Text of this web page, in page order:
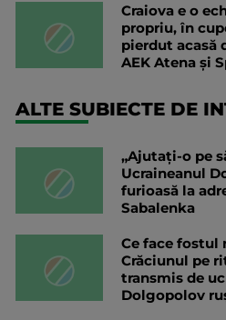
Craiova e o
propriu, în
pierdut acasă
AEK Atena și
ALTE SUBIECTE DE
„Ajutați-o pe
Ucraineanul
furioasă la
Sabalenka
Ce face fostul
Crăciunul pe
transmis de
Dolgopolov